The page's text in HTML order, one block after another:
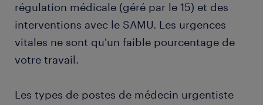
régulation médicale (géré par le 15) et des
interventions avec le SAMU. Les urgences
vitales ne sont qu'un faible pourcentage de
votre travail.
Les types de postes de médecin urgentiste